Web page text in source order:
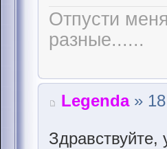
Отпусти
разные......
Legenda» 18